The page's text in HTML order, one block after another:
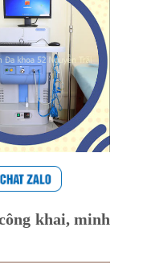
khai, minh